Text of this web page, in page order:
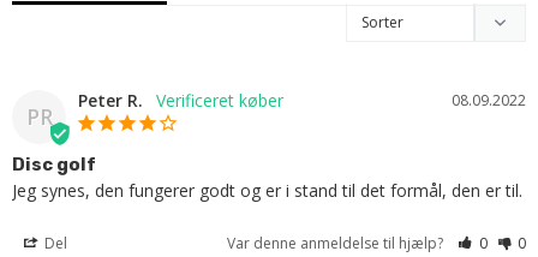
PR
08.09.2022
Peter R.
Disc golf
Jeg synes, den fungerer godt og er i stand til det formål, den er til.
Del Var denne anmeldelse til hjælp? 0 0